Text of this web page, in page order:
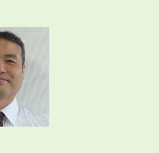
個人情報取扱規定
テレメール進学カタログ
訂正のご案内